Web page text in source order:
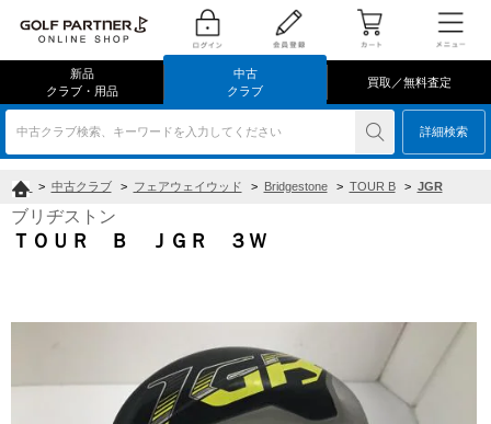
新品
クラブ・用品
中古
クラブ
買取／無料査定
中古クラブ検索、キーワードを入力してください 詳細検索
> 中古クラブ > フェアウェイウッド > Bridgestone > TOUR B > JGR
ブリヂストン
ＴＯＵＲ Ｂ ＪＧＲ ３Ｗ